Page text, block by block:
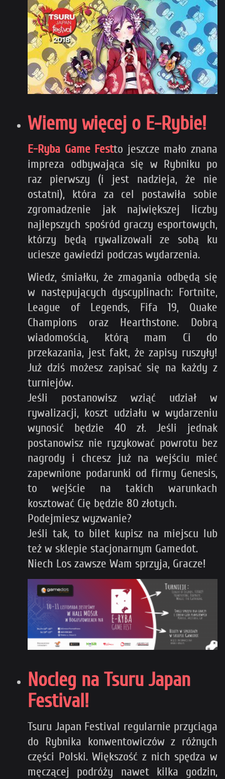
Wiemy więcej o E-Rybie!
E-Ryba Game Festto jeszcze mało znana
impreza odbywająca się w Rybniku po
raz pierwszy (i jest nadzieja, że nie
ostatni), która za cel postawiła sobie
zgromadzenie jak największej liczby
najlepszych spośród graczy esportowych,
którzy będą rywalizowali ze sobą ku
uciesze gawiedzi podczas wydarzenia.
Wiedz, śmiałku, że zmagania odbędą się
w następujących dyscyplinach: Fortnite,
League of Legends, Fifa 19, Quake
Champions oraz Hearthstone. Dobrą
wiadomością, którą mam Ci do
przekazania, jest fakt, że zapisy ruszyły!
Już dziś możesz zapisać się na każdy z
turniejów.
Jeśli postanowisz wziąć udział w
rywalizacji, koszt udziału w wydarzeniu
wynosić będzie 40 zł. Jeśli jednak
postanowisz nie ryzykować powrotu bez
nagrody i chcesz już na wejściu mieć
zapewnione podarunki od firmy Genesis,
to wejście na takich warunkach
kosztować Cię będzie 80 złotych.
Podejmiesz wyzwanie?
Jeśli tak, to bilet kupisz na miejscu lub
też w sklepie stacjonarnym Gamedot.
Niech Los zawsze Wam sprzyja, Gracze!
Nocleg na Tsuru Japan
Festival!
Tsuru Japan Festival regularnie przyciąga
do Rybnika konwentowiczów z różnych
części Polski. Większość z nich spędza w
męczącej podróży nawet kilka godzin,